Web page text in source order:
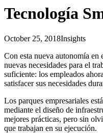
Tecnología
October 25, 2018Insights
Con esta nueva autonomía
nuevas necesidades para el
suficiente: los empleados
satisfacer sus necesidades
Los parques empresariales
mediante el diseño de
mejores prácticas, pero sin
que trabajan en su ejecución.